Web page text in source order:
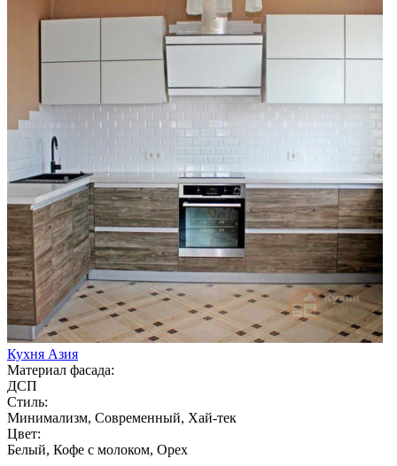
Кухня Азия
Материал фасада:
ДСП
Стиль:
Минимализм, Современный, Хай-тек
Цвет:
Белый, Кофе с молоком, Орех